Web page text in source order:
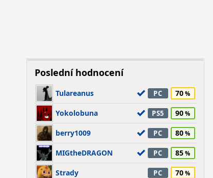
Poslední hodnocení
Tulareanus PC 70
Yokolobuna PS5 90
berry1009 PC 80
MIGtheDRAGON PC 85
Strady PC
70